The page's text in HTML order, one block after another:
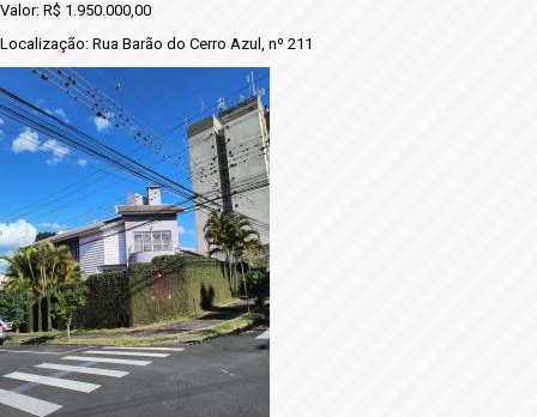
Valor: R$ 1.950.000,00
Localização: Rua Barão do Cerro Azul, nº 211